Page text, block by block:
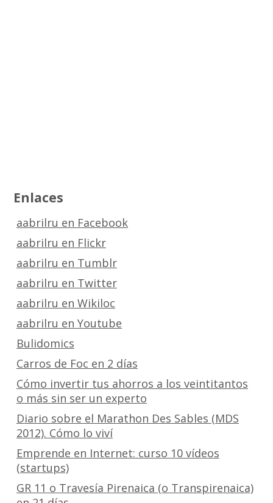
Enlaces
aabrilru en Facebook
aabrilru en Flickr
aabrilru en Tumblr
aabrilru en Twitter
aabrilru en Wikiloc
aabrilru en Youtube
Bulidomics
Carros de Foc en 2 días
Cómo invertir tus ahorros a los veintitantos
o más sin ser un experto
Diario sobre el Marathon Des Sables (MDS
2012). Cómo lo viví
Emprende en Internet: curso 10 vídeos
(startups)
GR 11 o Travesía Pirenaica (o Transpirenaica)